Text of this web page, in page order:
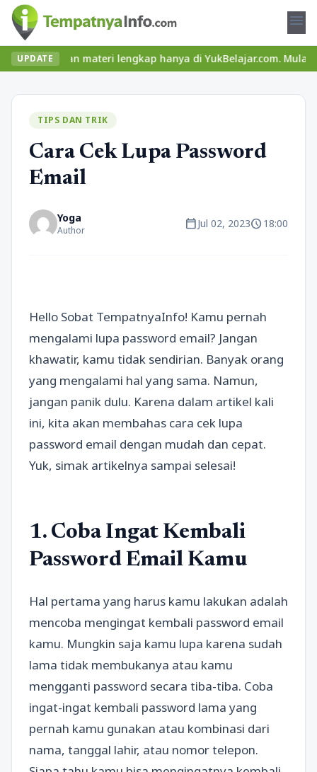
menu
UPDATE
dan materi lengkap hanya di YukBelajar.com. Mulai
TIPS DAN TRIK
Cara Cek Lupa Password
Email
Yoga
Author calendar_todayJul 02, 2023schedule18:00
Hello Sobat TempatnyaInfo! Kamu pernah
mengalami lupa password email? Jangan
khawatir, kamu tidak sendirian. Banyak orang
yang mengalami hal yang sama. Namun,
jangan panik dulu. Karena dalam artikel kali
ini, kita akan membahas cara cek lupa
password email dengan mudah dan cepat.
Yuk, simak artikelnya sampai selesai!
1. Coba Ingat Kembali
Password Email Kamu
Hal pertama yang harus kamu lakukan adalah
mencoba mengingat kembali password email
kamu. Mungkin saja kamu lupa karena sudah
lama tidak membukanya atau kamu
mengganti password secara tiba-tiba. Coba
ingat-ingat kembali password lama yang
pernah kamu gunakan atau kombinasi dari
nama, tanggal lahir, atau nomor telepon.